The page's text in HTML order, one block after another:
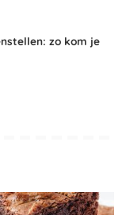
zo kom je